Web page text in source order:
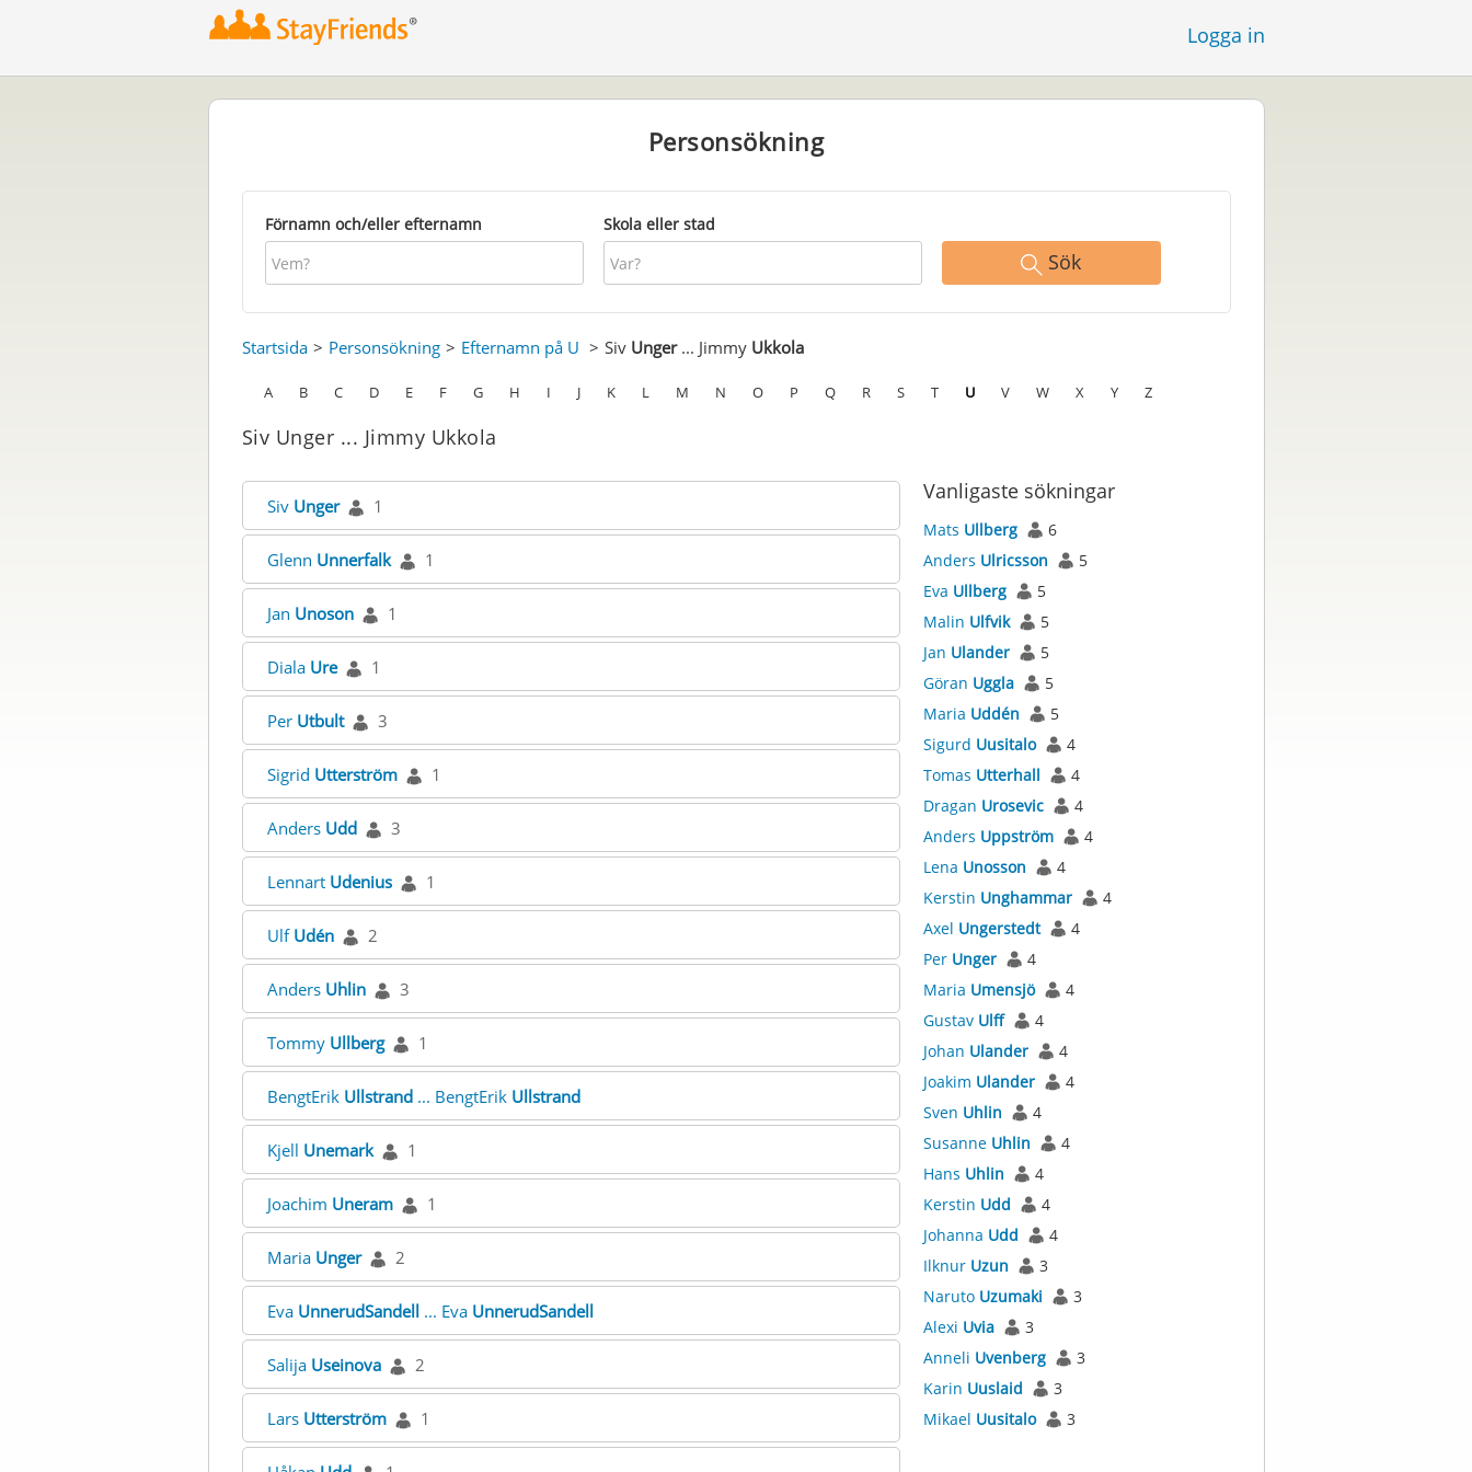
Logga in
Personsökning
Förnamn och/eller efternamn Skola eller stad
Sök
Startsida Personsökning Efternamn på U Siv Unger... Jimmy Ukkola
A B C D E F G H I J K L M N O P Q R S T U V W X Y Z
Siv Unger ... Jimmy Ukkola
Siv Unger 1
Glenn Unnerfalk 1
Jan Unoson 1
Diala Ure 1
Per Utbult 3
Sigrid Utterström 1
Anders Udd 3
Lennart Udenius 1
Ulf Udén 2
Anders Uhlin 3
Tommy Ullberg 1
BengtErik Ullstrand... BengtErik Ullstrand
Kjell Unemark 1
Joachim Uneram 1
Maria Unger 2
Eva UnnerudSandell ... Eva UnnerudSandell
Salija Useinova 2
Lars Utterström 1
Vanligaste sökningar
Mats Ullberg
6
Anders Ulricsson
5
Eva Ullberg
5
Malin Ulfvik
5
Jan Ulander
5
Göran Uggla
5
Maria Uddén
5
Sigurd Uusitalo
4
Tomas Utterhall
4
Dragan Urosevic
4
Anders Uppström
4
Lena Unosson
4
Kerstin Unghammar
4
Axel Ungerstedt
4
Per Unger
4
Maria Umensjö
4
Gustav Ulff
4
Johan Ulander
4
Joakim Ulander
4
Sven Uhlin
4
Susanne Uhlin
4
Hans Uhlin
4
Kerstin Udd
4
Johanna Udd
4
Ilknur Uzun
3
Naruto Uzumaki
3
Alexi Uvia
3
Anneli Uvenberg
3
Karin Uuslaid
3
Mikael Uusitalo 3